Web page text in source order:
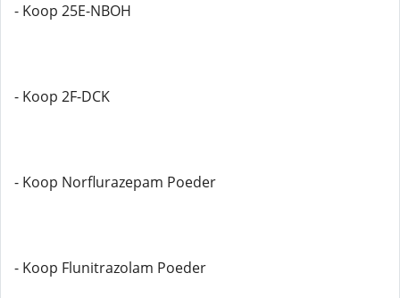
- Koop 25E-NBOH
- Koop 2F-DCK
- Koop Norflurazepam Poeder
- Koop Flunitrazolam Poeder